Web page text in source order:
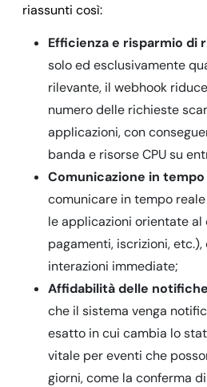
riassunti così:
Efficienza e risparmio di
solo ed esclusivamente
rilevante, il webhook
numero delle richieste
applicazioni, con
banda e risorse CPU su
Comunicazione in
comunicare in tempo
le applicazioni orientate
pagamenti, iscrizioni,
interazioni immediate;
Affidabilità delle notifiche
che il sistema venga
esatto in cui cambia lo
vitale per eventi che
giorni, come la conferma